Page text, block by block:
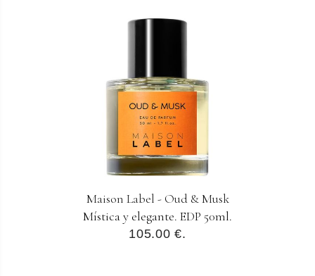
Maison Label - Oud & Musk
Mística y elegante. EDP 50ml.
105.00 €.